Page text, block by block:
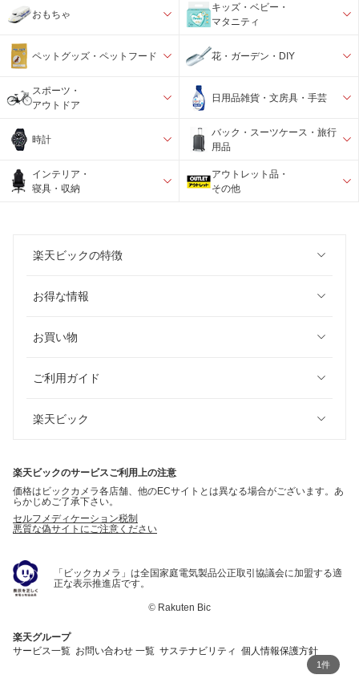
おもちゃ
キッズ・ベビー・
マタニティ
ペットグッズ・ペットフード 花・ガーデン・DIY
スポーツ・
アウトドア
日用品雑貨・文房具・手芸
時計
バック・スーツケース・旅行
用品
インテリア・
寝具・収納
アウトレット品・
その他
楽天ビックの特徴
お得な情報
お買い物
ご利用ガイド
楽天ビック
楽天ビックのサービスご利用上の注意
価格はビックカメラ各店舗、他のECサイトとは異なる場合がございます。あ
らかじめご了承下さい。
セルフメディケーション税制
悪質な偽サイトにご注意ください
「ビックカメラ」は全国家庭電気製品公正取引協議会に加盟する適
正な表示推進店です。
© Rakuten Bic
楽天グループ
サービス一覧 お問い合わせ 一覧 サステナビリティ 個人情報保護方針
1件